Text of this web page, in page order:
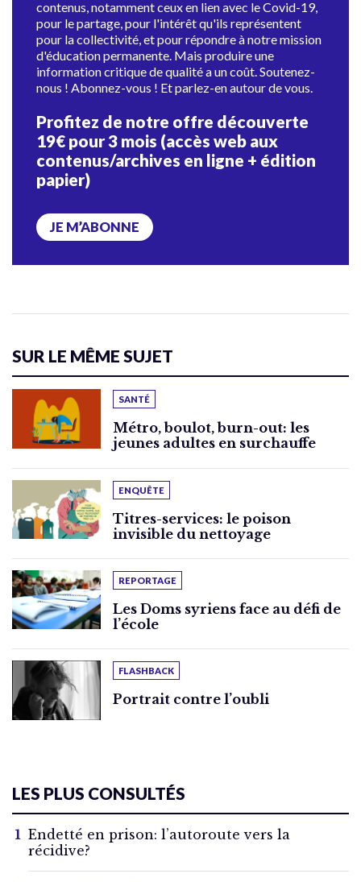
contenus, notamment ceux en lien avec le Covid-19,
pour le partage, pour l'intérêt qu'ils représentent
pour la collectivité, et pour répondre à notre mission
d'éducation permanente. Mais produire une
information critique de qualité a un coût. Soutenez-
nous ! Abonnez-vous ! Et parlez-en autour de vous.
Profitez de notre offre découverte
19€ pour 3 mois (accès web aux
contenus/archives en ligne + édition
papier)
JE M’ABONNE
SUR LE MÊME SUJET
SANTÉ
Métro, boulot, burn-out: les
jeunes adultes en surchauffe
ENQUÊTE
Titres-services: le poison
invisible du nettoyage
REPORTAGE
Les Doms syriens face au défi de
l’école
FLASHBACK
Portrait contre l’oubli
LES PLUS CONSULTÉS
Endetté en prison: l’autoroute vers la
récidive?